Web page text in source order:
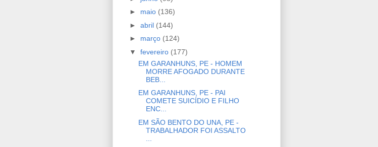
► maio (136)
► abril (144)
► março (124)
▼ fevereiro (177)
EM GARANHUNS, PE - HOMEM
MORRE AFOGADO DURANTE
BEB...
EM GARANHUNS, PE - PAI
COMETE SUICÍDIO E FILHO
ENC...
EM SÃO BENTO DO UNA, PE -
TRABALHADOR FOI ASSALTO